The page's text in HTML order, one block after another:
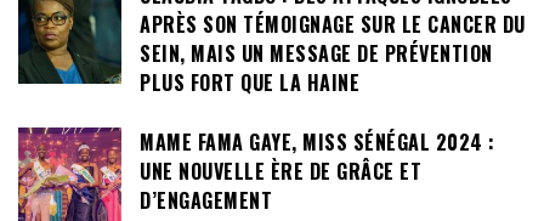
APRÈS SON TÉMOIGNAGE SUR LE CANCER DU
SEIN, MAIS UN MESSAGE DE PRÉVENTION
PLUS FORT QUE LA HAINE
MAME FAMA GAYE, MISS SÉNÉGAL 2024 :
UNE NOUVELLE ÈRE DE GRÂCE ET
D’ENGAGEMENT